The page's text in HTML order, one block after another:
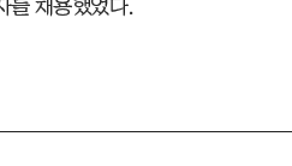
를 채용했었다.